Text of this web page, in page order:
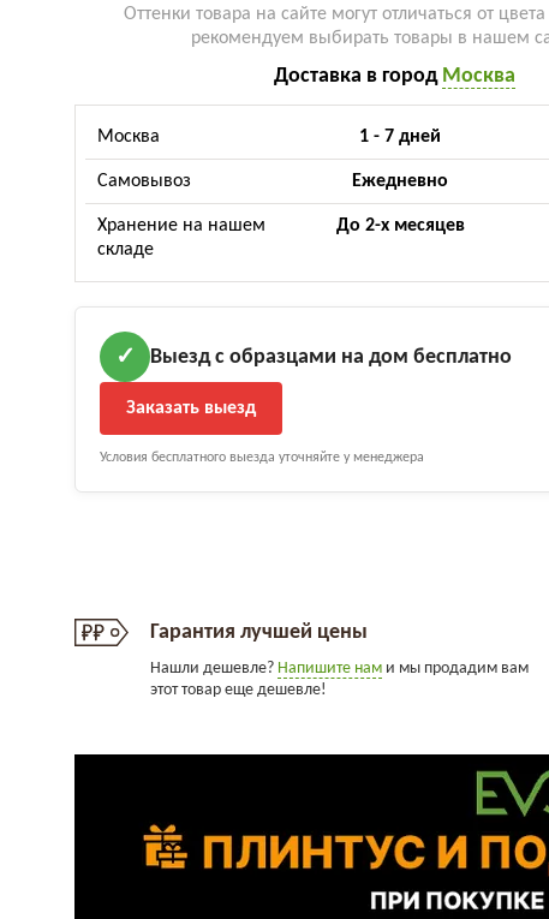
Оттенки товара на сайте могут отличаться от
рекомендуем выбирать товары в нашем
Доставка в город Москва
Москва 1 - 7 дней
Самовывоз Ежедневно
Хранение на нашем
складе
До 2-х месяцев
✓ Выезд с образцами на дом бесплатно
Заказать выезд
Условия бесплатного выезда уточняйте у менеджера
Гарантия лучшей цены
Нашли дешевле? Напишите нам и мы продадим вам
этот товар еще дешевле!